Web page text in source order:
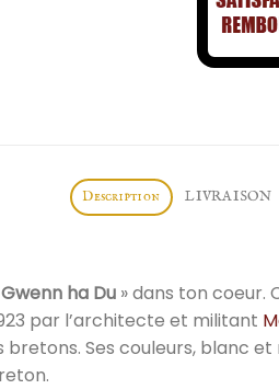
Description LIVRAISON
Gwenn ha Du » dans ton coeur.
par l’architecte et militant
Ses couleurs, blanc